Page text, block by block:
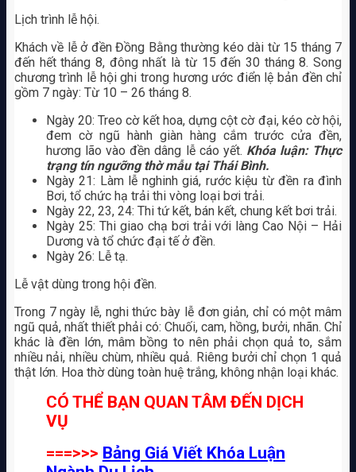
Lịch trình lễ hội.
Khách về lễ ở đền Đồng Bằng thường kéo dài từ 15 tháng 7
đến hết tháng 8, đông nhất là từ 15 đến 30 tháng 8. Song
chương trình lễ hội ghi trong hương ước điển lệ bản đền chỉ
gồm 7 ngày: Từ 10 – 26 tháng 8.
Ngày 20: Treo cờ kết hoa, dựng cột cờ đại, kéo cờ hội,
đem cờ ngũ hành giàn hàng cắm trước cửa đền,
hương lão vào đền dâng lễ cáo yết. Khóa luận: Thực
trạng tín ngưỡng thờ mẫu tại Thái Bình.
Ngày 21: Làm lễ nghinh giá, rước kiệu từ đền ra đình
Bơi, tổ chức hạ trải thi vòng loại bơi trải.
Ngày 22, 23, 24: Thi tứ kết, bán kết, chung kết bơi trải.
Ngày 25: Thi giao chạ bơi trải với làng Cao Nội – Hải
Dương và tổ chức đại tế ở đền.
Ngày 26: Lễ tạ.
Lễ vật dùng trong hội đền.
Trong 7 ngày lễ, nghi thức bày lễ đơn giản, chỉ có một mâm
ngũ quả, nhất thiết phải có: Chuối, cam, hồng, bưởi, nhãn. Chỉ
khác là đền lớn, mâm bồng to nên phải chọn quả to, sắm
nhiều nải, nhiều chùm, nhiều quả. Riêng bưởi chỉ chọn 1 quả
thật lớn. Hoa thờ dùng toàn huệ trắng, không nhận loại khác.
CÓ THỂ BẠN QUAN TÂM ĐẾN DỊCH
VỤ
===>>> Bảng Giá Viết Khóa Luận